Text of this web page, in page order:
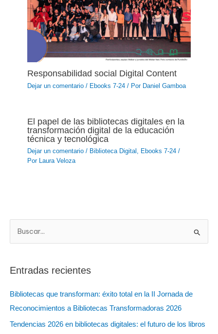
Responsabilidad social Digital Content
Dejar un comentario / Ebooks 7-24 / Por Daniel Gamboa
El papel de las bibliotecas digitales en la
transformación digital de la educación
técnica y tecnológica
Dejar un comentario / Biblioteca Digital , Ebooks 7-24 /
Por Laura Veloza
c
a
r
Entradas recientes
Bibliotecas que transforman: éxito total en la II Jornada de
Reconocimientos a Bibliotecas Transformadoras 2026
Tendencias 2026 en bibliotecas digitales: el futuro de los libros